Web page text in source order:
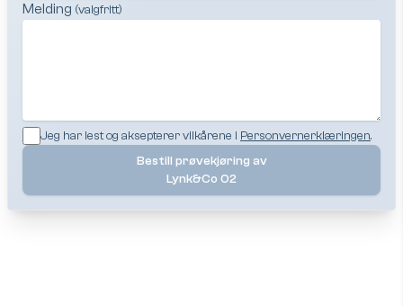
Melding (valgfritt)
Jeg har lest og aksepterer vilkårene i Personvernerklæringen.
Bestill prøvekjøring av
Lynk&Co 02